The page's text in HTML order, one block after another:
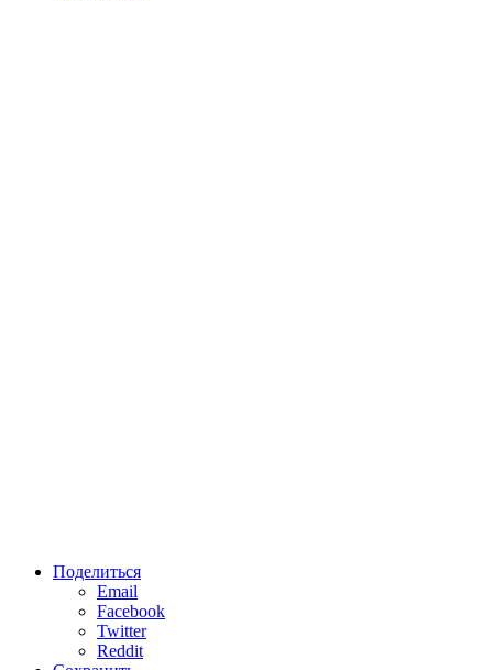
Поделиться
Email
Facebook
Twitter
Reddit